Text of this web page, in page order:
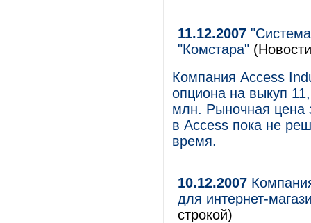
11.12.2007
"Комстара"
Компания Access
опциона на выкуп
млн. Рыночная цена
в Access пока не
время.
10.12.2007
для интернет-
строкой)